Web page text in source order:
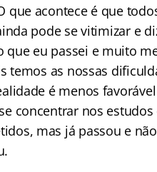
que acontece é que
pode se vitimizar e
eu passei e muito
temos as nossas
é menos
concentrar nos estudos
mas já passou e